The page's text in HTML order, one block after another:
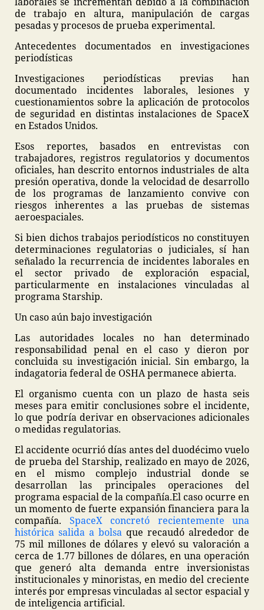
de trabajo en altura, manipulación de cargas
pesadas y procesos de prueba experimental.
Antecedentes documentados en investigaciones
periodísticas
Investigaciones periodísticas previas han
documentado incidentes laborales, lesiones y
cuestionamientos sobre la aplicación de protocolos
de seguridad en distintas instalaciones de SpaceX
en Estados Unidos.
Esos reportes, basados en entrevistas con
trabajadores, registros regulatorios y documentos
oficiales, han descrito entornos industriales de alta
presión operativa, donde la velocidad de desarrollo
de los programas de lanzamiento convive con
riesgos inherentes a las pruebas de sistemas
aeroespaciales.
Si bien dichos trabajos periodísticos no constituyen
determinaciones regulatorias o judiciales, sí han
señalado la recurrencia de incidentes laborales en
el sector privado de exploración espacial,
particularmente en instalaciones vinculadas al
programa Starship.
Un caso aún bajo investigación
Las autoridades locales no han determinado
responsabilidad penal en el caso y dieron por
concluida su investigación inicial. Sin embargo, la
indagatoria federal de OSHA permanece abierta.
El organismo cuenta con un plazo de hasta seis
meses para emitir conclusiones sobre el incidente,
lo que podría derivar en observaciones adicionales
o medidas regulatorias.
El accidente ocurrió días antes del duodécimo vuelo
de prueba del Starship, realizado en mayo de 2026,
en el mismo complejo industrial donde se
desarrollan las principales operaciones del
programa espacial de la compañía.El caso ocurre en
un momento de fuerte expansión financiera para la
compañía. SpaceX concretó recientemente una
histórica salida a bolsa que recaudó alrededor de
75 mil millones de dólares y elevó su valoración a
cerca de 1.77 billones de dólares, en una operación
que generó alta demanda entre inversionistas
institucionales y minoristas, en medio del creciente
interés por empresas vinculadas al sector espacial y
de inteligencia artificial.